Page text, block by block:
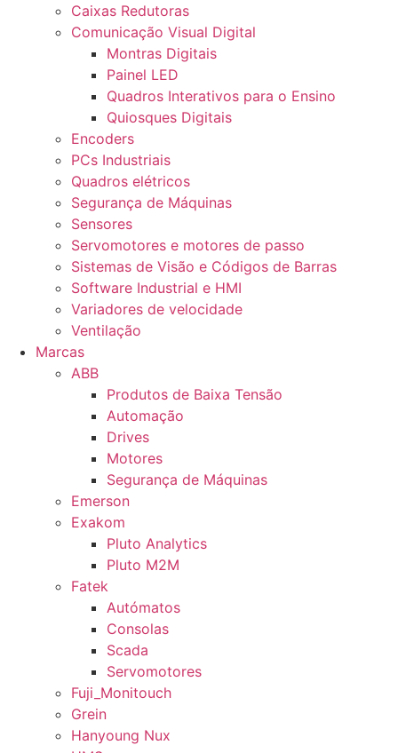
Caixas Redutoras
Comunicação Visual Digital
Montras Digitais
Painel LED
Quadros Interativos para o Ensino
Quiosques Digitais
Encoders
PCs Industriais
Quadros elétricos
Segurança de Máquinas
Sensores
Servomotores e motores de passo
Sistemas de Visão e Códigos de Barras
Software Industrial e HMI
Variadores de velocidade
Ventilação
Marcas
ABB
Produtos de Baixa Tensão
Automação
Drives
Motores
Segurança de Máquinas
Emerson
Exakom
Pluto Analytics
Pluto M2M
Fatek
Autómatos
Consolas
Scada
Servomotores
Fuji_Monitouch
Grein
Hanyoung Nux